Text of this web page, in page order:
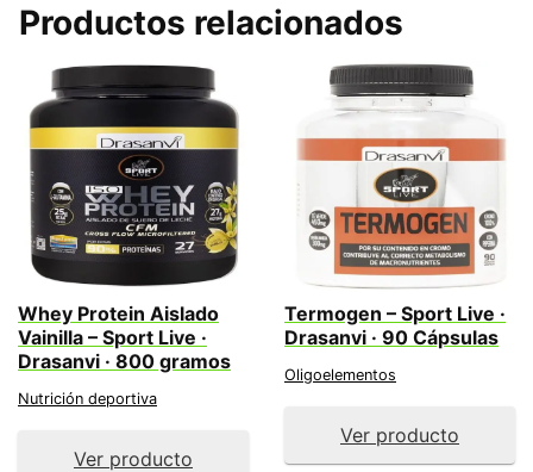
Productos relacionados
Whey Protein Aislado
Vainilla – Sport Live ·
Drasanvi · 800 gramos
Nutrición deportiva
Ver producto
Termogen – Sport Live ·
Drasanvi · 90 Cápsulas
Oligoelementos
Ver producto